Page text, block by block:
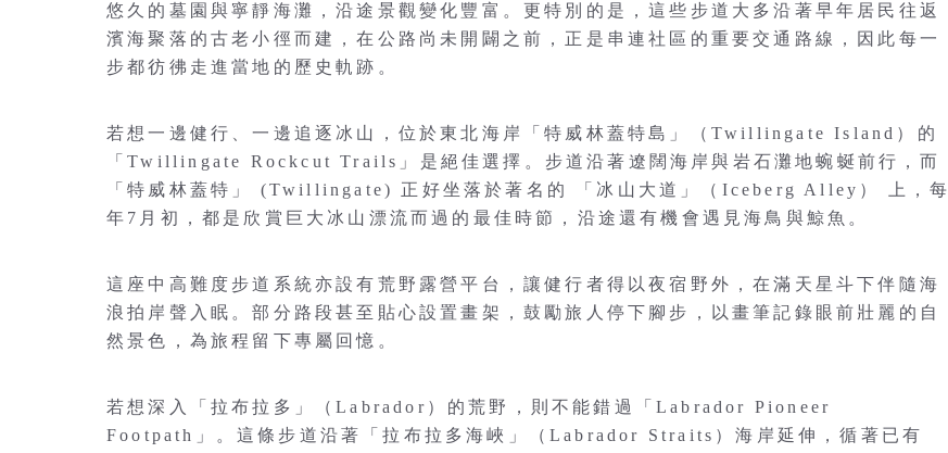
悠久的墓園與寧靜海灘，沿途景觀變化豐富。更特別的是，這些步道大多沿著早年居民往返
濱海聚落的古老小徑而建，在公路尚未開闢之前，正是串連社區的重要交通路線，因此每一
步都彷彿走進當地的歷史軌跡。
若想一邊健行、一邊追逐冰山，位於東北海岸「特威林蓋特島」（Twillingate Island）的
「Twillingate Rockcut Trails」是絕佳選擇。步道沿著遼闊海岸與岩石灘地蜿蜒前行，而
「特威林蓋特」 (Twillingate) 正好坐落於著名的 「冰山大道」（Iceberg Alley） 上，每
年7月初，都是欣賞巨大冰山漂流而過的最佳時節，沿途還有機會遇見海鳥與鯨魚。
這座中高難度步道系統亦設有荒野露營平台，讓健行者得以夜宿野外，在滿天星斗下伴隨海
浪拍岸聲入眠。部分路段甚至貼心設置畫架，鼓勵旅人停下腳步，以畫筆記錄眼前壯麗的自
然景色，為旅程留下專屬回憶。
若想深入「拉布拉多」（Labrador）的荒野，則不能錯過「Labrador Pioneer
Footpath」。這條步道沿著「拉布拉多海峽」（Labrador Straits）海岸延伸，循著已有